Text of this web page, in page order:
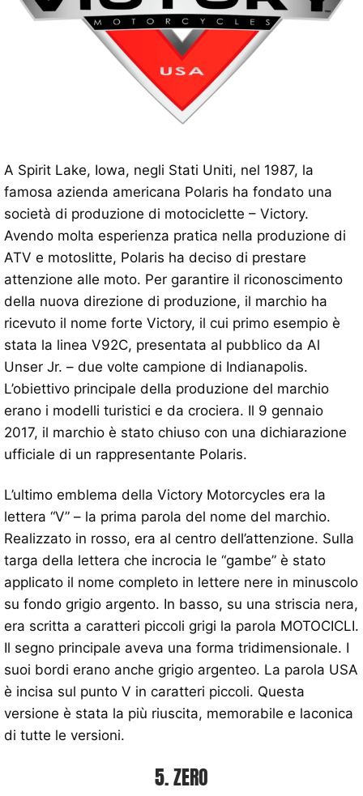
A Spirit Lake, Iowa, negli Stati Uniti, nel 1987, la
famosa azienda americana Polaris ha fondato una
società di produzione di motociclette – Victory.
Avendo molta esperienza pratica nella produzione di
ATV e motoslitte, Polaris ha deciso di prestare
attenzione alle moto. Per garantire il riconoscimento
della nuova direzione di produzione, il marchio ha
ricevuto il nome forte Victory, il cui primo esempio è
stata la linea V92C, presentata al pubblico da Al
Unser Jr. – due volte campione di Indianapolis.
L’obiettivo principale della produzione del marchio
erano i modelli turistici e da crociera. Il 9 gennaio
2017, il marchio è stato chiuso con una dichiarazione
ufficiale di un rappresentante Polaris.
L’ultimo emblema della Victory Motorcycles era la
lettera “V” – la prima parola del nome del marchio.
Realizzato in rosso, era al centro dell’attenzione. Sulla
targa della lettera che incrocia le “gambe” è stato
applicato il nome completo in lettere nere in minuscolo
su fondo grigio argento. In basso, su una striscia nera,
era scritta a caratteri piccoli grigi la parola MOTOCICLI.
Il segno principale aveva una forma tridimensionale. I
suoi bordi erano anche grigio argenteo. La parola USA
è incisa sul punto V in caratteri piccoli. Questa
versione è stata la più riuscita, memorabile e laconica
di tutte le versioni.
5. ZERO